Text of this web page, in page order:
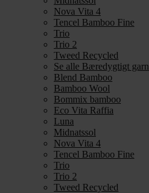
Nova Vita 4
Tencel Bamboo Fine
Trio
Trio 2
Tweed Recycled
Se alle Bæredygtigt garn
Blend Bamboo
Bamboo Wool
Bommix bamboo
Eco Vita Raffia
Luna
Midnatssol
Nova Vita 4
Tencel Bamboo Fine
Trio
Trio 2
Tweed Recycled